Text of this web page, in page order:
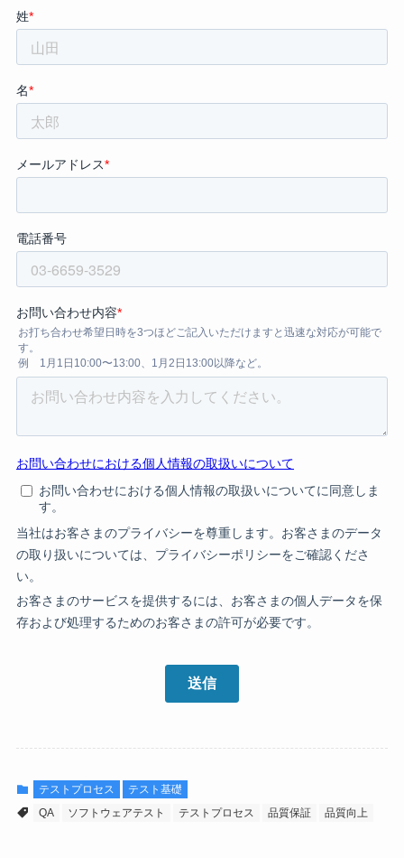
テストプロセス
テスト基礎
QA
ソフトウェアテスト テストプロセス 品質保証 品質向上